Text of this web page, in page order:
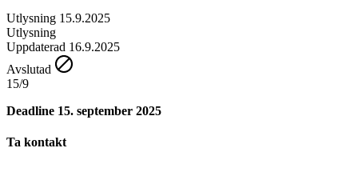
Utlysning 15.9.2025
Utlysning
Uppdaterad 16.9.2025
Avslutad
15/9
Deadline 15. september 2025
Ta kontakt